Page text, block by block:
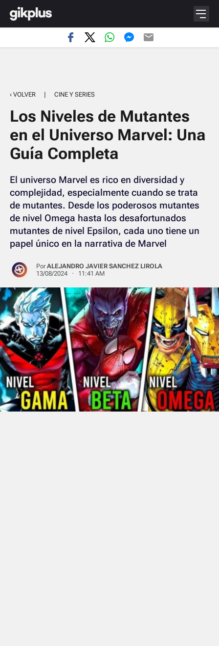
‹ VOLVER | CINE Y SERIES
Los Niveles de Mutantes
en el Universo Marvel: Una
Guía Completa
El universo Marvel es rico en diversidad y
complejidad, especialmente cuando se trata
de mutantes. Desde los poderosos mutantes
de nivel Omega hasta los desafortunados
mutantes de nivel Epsilon, cada uno tiene un
papel único en la narrativa de Marvel
PorALEJANDRO JAVIER SANCHEZ LIROLA
13/08/2024 · 11:41 AM